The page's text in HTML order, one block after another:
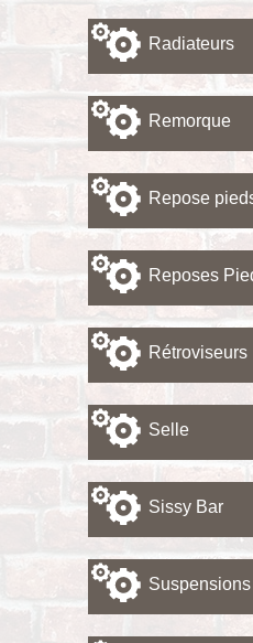
Radiateurs
Remorque
Repose
Reposes
Rétroviseurs
Selle
Sissy Bar
Suspensions